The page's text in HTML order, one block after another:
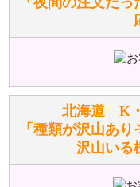
シュタイフのぬい
るみのお手入れ方法を
詳しくはこちら を
ぬいぐるみの耳に
味などがありますか？
北海道 K
「種類が沢山あ
沢山いる